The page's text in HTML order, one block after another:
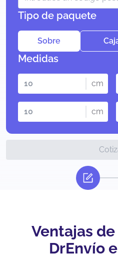
Tipo de paquete
Sobre
Medidas
cm
cm
Ventajas
DrEnvío